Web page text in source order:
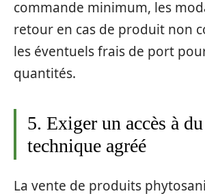
commande minimum, les
retour en cas de produit non
les éventuels frais de port
quantités.
5. Exiger un accès à
technique agréé
La vente de produits